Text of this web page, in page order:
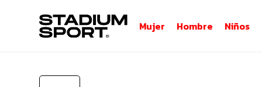
Mujer Hombre Niños